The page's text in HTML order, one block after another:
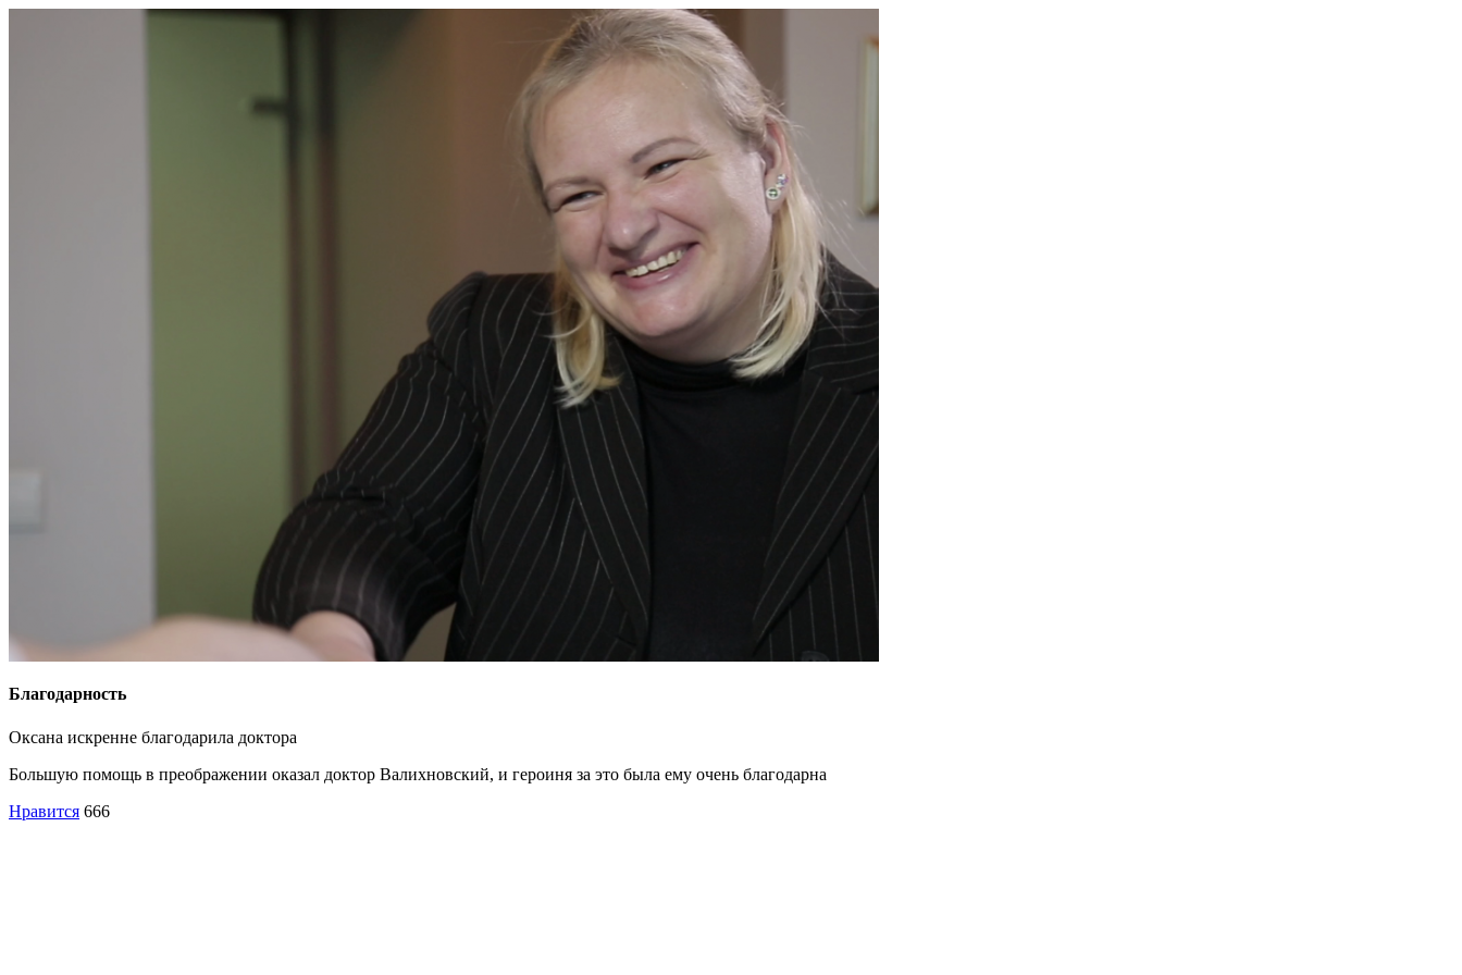
Благодарность
Оксана искренне благодарила доктора
Большую помощь в преображении оказал доктор Валихновский, и героиня за это была ему очень благодарна
Нравится 666